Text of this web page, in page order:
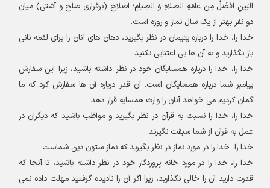
البَینِ اَفضَلُ مِن عامَهِ الصَلاهِ وَ الصِیامِ؛ اصلاح (برقراری صلح و آشتی) میان
دو نفر بهتر از یک سال نماز و روزه است.
خدا را، خدا را درباره یتیمان در نظر بگیرید، دهان های آنان را برای لقمه نانی
باز نگذارید و به آن ها بی اعتنایی نکنید.
خدا را، خدا را درباره همسایگان خود در نظر داشته باشید، زیرا این سفارش
پیامبر شما درباره همسایگان است. آن قدر درباره آن ها سفارش کرد که ما
گمان کردیم می خواهد آنان را وارث همسایه قرار دهد.
خدا را، خدا را نسبت به قرآن در نظر بگیرید و مواظب باشید که دیگران در
عمل به قرآن از شما سبقت نگیرند.
خدا را، خدا را در مورد نماز در نظر بگیرید که نماز ستون دین شماست.
خدا را، خدا را در مورد خانه پروردگار خود در نظر داشته باشید، تا آنجا که
قدرت دارید آن را خالی نگذارید، زیرا اگر آن را نادیده گرفتید مهلت داده نمی